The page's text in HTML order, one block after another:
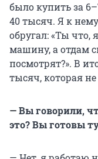
было купить за
40 тысяч. Я к
обругал: «Ты что,
машину, а отдам
посмотрят?». В
тысяч, которая не
— Вы говорили,
это? Вы готовы